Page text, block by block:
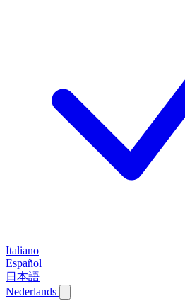
Italiano
Español
日本語
Nederlands